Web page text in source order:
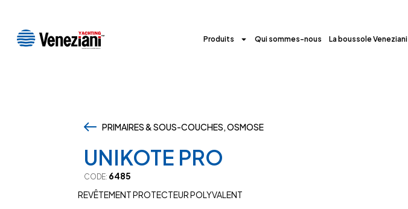
Produits Qui sommes-nous La boussole Veneziani
PRIMAIRES & SOUS-COUCHES, OSMOSE,
UNIKOTE PRO
CODE: 6485
REVÊTEMENT PROTECTEUR POLYVALENT